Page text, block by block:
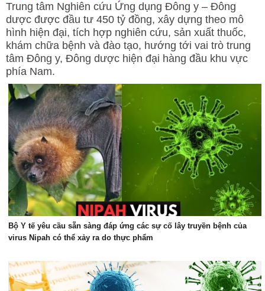
Ngoại khoa
Ngoại tổng quát
Ngoại tiết niệu
Chấn thương chỉnh hình
Dược Khoa
Các bài thuốc hay
Cách sử dụng thuốc
Y học cổ truyền
Dược học cổ truyền
Dưỡng sinh
Châm cứu
Bệnh học
Khỏe đẹp
Trung tâm Nghiên cứu Ứng dụng Đông y – Đông
dược được đầu tư 450 tỷ đồng, xây dựng theo mô
hình hiện đại, tích hợp nghiên cứu, sản xuất thuốc,
khám chữa bệnh và đào tạo, hướng tới vai trò trung
tâm Đông y, Đông dược hiện đại hàng đầu khu vực
phía Nam.
Bộ Y tế yêu cầu sẵn sàng đáp ứng các sự cố lây truyền bệnh của
virus Nipah có thể xảy ra do thực phẩm